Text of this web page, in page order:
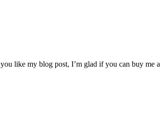
した
like my blog post, I’m glad if you can buy me a